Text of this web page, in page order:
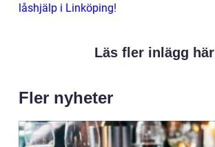
låshjälp i Linköping!
Läs fler inlägg här
Fler nyheter